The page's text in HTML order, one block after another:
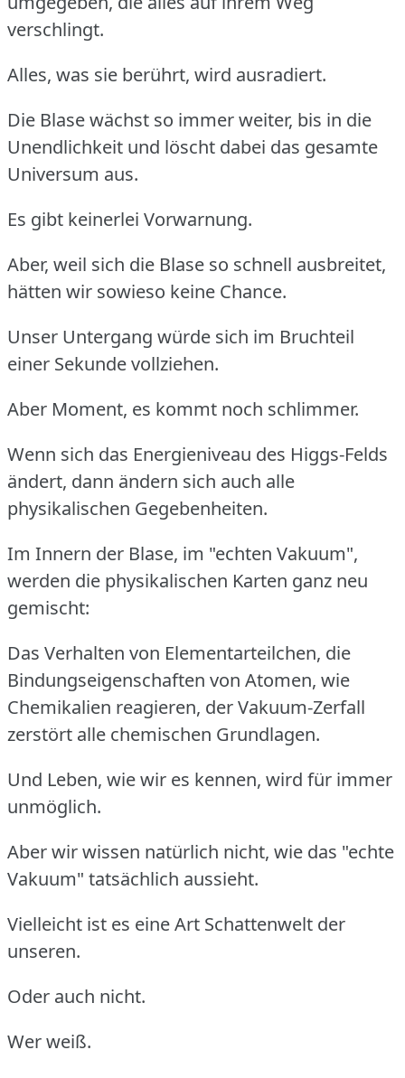
verschlingt.
Alles, was sie berührt, wird ausradiert.
Die Blase wächst so immer weiter, bis in die
Unendlichkeit und löscht dabei das gesamte
Universum aus.
Es gibt keinerlei Vorwarnung.
Aber, weil sich die Blase so schnell ausbreitet,
hätten wir sowieso keine Chance.
Unser Untergang würde sich im Bruchteil
einer Sekunde vollziehen.
Aber Moment, es kommt noch schlimmer.
Wenn sich das Energieniveau des Higgs-Felds
ändert, dann ändern sich auch alle
physikalischen Gegebenheiten.
Im Innern der Blase, im "echten Vakuum",
werden die physikalischen Karten ganz neu
gemischt:
Das Verhalten von Elementarteilchen, die
Bindungseigenschaften von Atomen, wie
Chemikalien reagieren, der Vakuum-Zerfall
zerstört alle chemischen Grundlagen.
Und Leben, wie wir es kennen, wird für immer
unmöglich.
Aber wir wissen natürlich nicht, wie das "echte
Vakuum" tatsächlich aussieht.
Vielleicht ist es eine Art Schattenwelt der
unseren.
Oder auch nicht.
Wer weiß.